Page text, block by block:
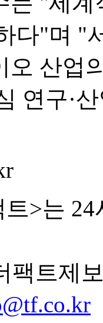
다"며 "
오 산업
연구·
>는
팩트제